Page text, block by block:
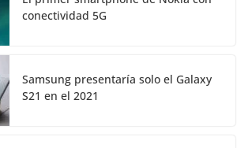
conectividad 5G
Samsung presentaría solo el Galaxy
S21 en el 2021